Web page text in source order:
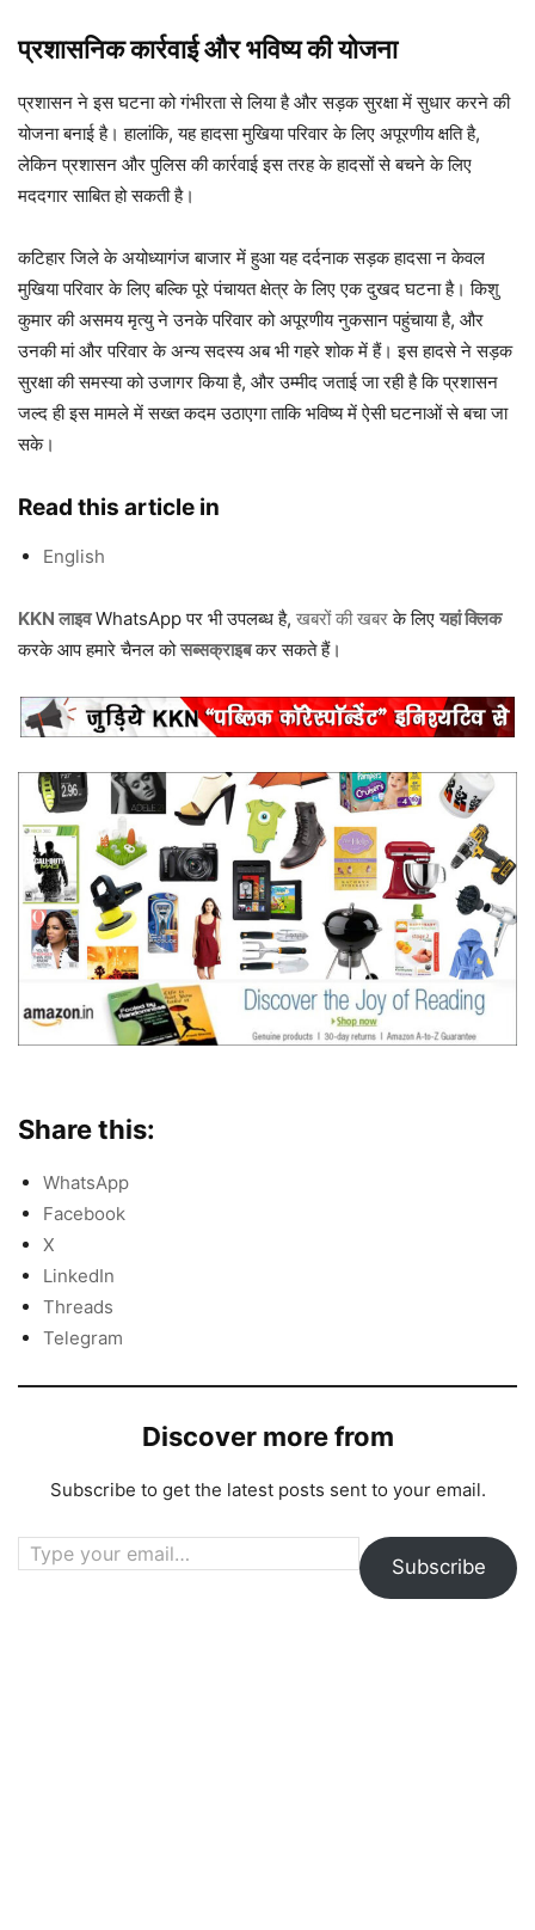
प्रशासनिक कार्रवाई और भविष्य की योजना
प्रशासन ने इस घटना को गंभीरता से लिया है और सड़क सुरक्षा में सुधार करने की
योजना बनाई है। हालांकि, यह हादसा मुखिया परिवार के लिए अपूरणीय क्षति है,
लेकिन प्रशासन और पुलिस की कार्रवाई इस तरह के हादसों से बचने के लिए
मददगार साबित हो सकती है।
कटिहार जिले के अयोध्यागंज बाजार में हुआ यह दर्दनाक सड़क हादसा न केवल
मुखिया परिवार के लिए बल्कि पूरे पंचायत क्षेत्र के लिए एक दुखद घटना है। किशु
कुमार की असमय मृत्यु ने उनके परिवार को अपूरणीय नुकसान पहुंचाया है, और
उनकी मां और परिवार के अन्य सदस्य अब भी गहरे शोक में हैं। इस हादसे ने सड़क
सुरक्षा की समस्या को उजागर किया है, और उम्मीद जताई जा रही है कि प्रशासन
जल्द ही इस मामले में सख्त कदम उठाएगा ताकि भविष्य में ऐसी घटनाओं से बचा जा
सके।
Read this article in
English
KKN लाइवWhatsApp पर भी उपलब्ध है, खबरों की खबरके लिए यहां क्लिक
करके आप हमारे चैनल कोसब्सक्राइबकर सकते हैं।
Share this:
WhatsApp
Facebook
X
LinkedIn
Threads
Telegram
Discover more from
Subscribe to get the latest posts sent to your email.
Type your email…
Subscribe